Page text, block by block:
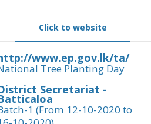
Click to website
www.ep.gov.lk/ta/
Tree Planting Day
Secretariat -
1 (From 12-10-2020 to